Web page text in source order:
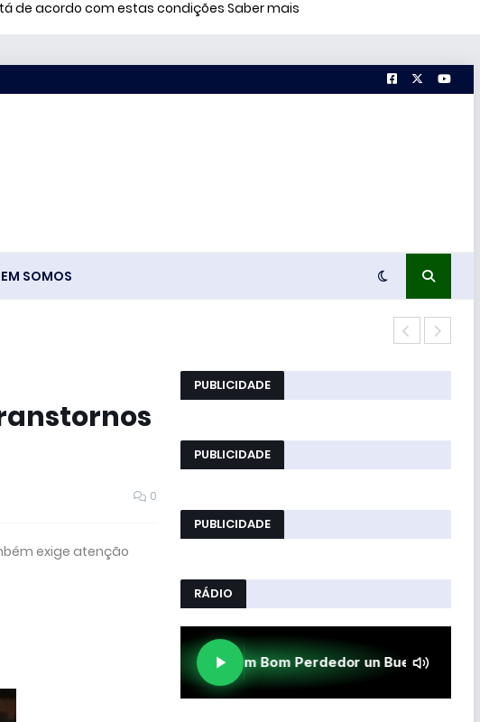
de acordo com estas condições Saber mais
SOMOS
0
exige atenção
PUBLICIDADE
PUBLICIDADE
PUBLICIDADE
RÁDIO